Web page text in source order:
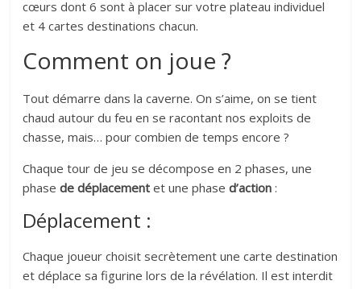
cœurs dont 6 sont à placer sur votre plateau individuel
et 4 cartes destinations chacun.
Comment on joue ?
Tout démarre dans la caverne. On s’aime, on se tient
chaud autour du feu en se racontant nos exploits de
chasse, mais… pour combien de temps encore ?
Chaque tour de jeu se décompose en 2 phases, une
phasede déplacement et une phased’action :
Déplacement :
Chaque joueur choisit secrètement une carte destination
et déplace sa figurine lors de la révélation. Il est interdit